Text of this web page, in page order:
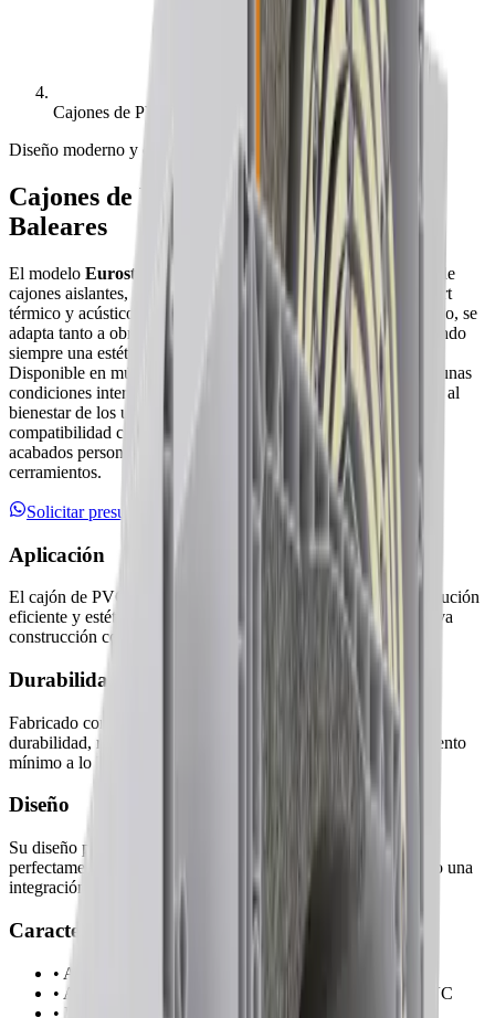
Cajones de PVC Eurostand
Diseño moderno y confort optimizado
Cajones de PVC Eurostand en Islas
Baleares
El modelo Eurostand nace como evolución de nuestra gama de
cajones aislantes, con un enfoque en la optimización del confort
térmico y acústico. Su diseño estructural, moderno y geométrico, se
adapta tanto a obras nuevas como a rehabilitaciones, manteniendo
siempre una estética contemporánea y discreta.
Disponible en múltiples configuraciones y medidas, garantiza unas
condiciones interiores óptimas de habitabilidad, contribuyendo al
bienestar de los usuarios. Al igual que el Eurodecor, ofrece
compatibilidad con carpinterías de aluminio o PVC y permite
acabados personalizados que armonizan todo el conjunto de
cerramientos.
Solicitar presupuesto
Aplicación
El cajón de PVC Eurostand está diseñado para ofrecer una solución
eficiente y estéticamente armoniosa tanto en proyectos de nueva
construcción como en rehabilitación.
Durabilidad
Fabricado completamente en PVC, este sistema garantiza
durabilidad, resistencia a los agentes externos y un mantenimiento
mínimo a lo largo del tiempo.
Diseño
Su diseño presenta una geometría optimizada que se adapta
perfectamente a los estilos arquitectónicos modernos, logrando una
integración visual limpia y contemporánea.
Características
• Aislamiento térmico y acústico avanzado
• Alta compatibilidad con carpinterías de aluminio o PVC
• Diversas medidas y configuraciones